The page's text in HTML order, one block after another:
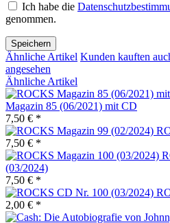
Ich habe die
genommen.
Speichern
Ähnliche Artikel Kunden kauften
angesehen
Ähnliche Artikel
Magazin 85 (06/2021) mit CD
7,50 € *
7,50 € *
(03/2024)
7,50 € *
2,00 € *